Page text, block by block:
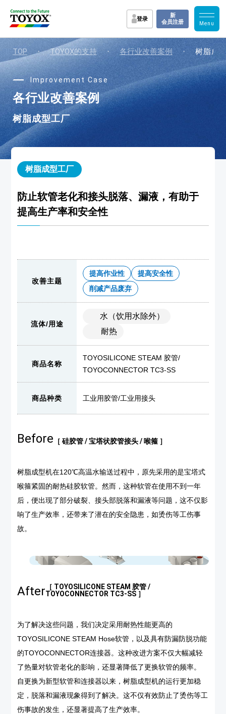
登录
新
会员注册
TOP ・ TOYOX的支持 ・ 各行业改善案例 ・ 树脂成
Improvement Case
各行业改善案例
树脂成型工厂
树脂成型工厂
防止软管老化和接头脱落、漏液，有助于
提高生产率和安全性
改善主题
提高作业性
提高安全性
削减产品废弃
流体/用途
水（饮用水除外）
耐热
商品名称
TOYOSILICONE STEAM 胶管/
TOYOCONNECTOR TC3-SS
商品种类 工业用胶管/工业用接头
Before ［ 硅胶管 / 宝塔状胶管接头 / 喉箍 ］
树脂成型机在120℃高温水输送过程中，原先采用的是宝塔式
喉箍紧固的耐热硅胶软管。然而，这种软管在使用不到一年
后，便出现了部分破裂、接头部脱落和漏液等问题，这不仅影
响了生产效率，还带来了潜在的安全隐患，如烫伤等工伤事
故。
After ［ TOYOSILICONE STEAM 胶管 /
TOYOCONNECTOR TC3-SS ］
为了解决这些问题，我们决定采用耐热性能更高的
TOYOSILICONE STEAM Hose软管，以及具有防漏防脱功能
的TOYOCONNECTOR连接器。这种改进方案不仅大幅减轻
了热量对软管老化的影响，还显著降低了更换软管的频率。
自更换为新型软管和连接器以来，树脂成型机的运行更加稳
定，脱落和漏液现象得到了解决。这不仅有效防止了烫伤等工
伤事故的发生，还显著提高了生产效率。